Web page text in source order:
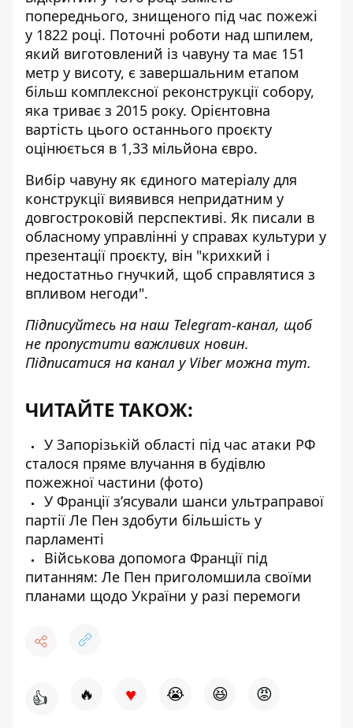
попереднього, знищеного під час пожежі
у 1822 році. Поточні роботи над шпилем,
який виготовлений із чавуну та має 151
метр у висоту, є завершальним етапом
більш комплексної реконструкції собору,
яка триває з 2015 року. Орієнтовна
вартість цього останнього проєкту
оцінюється в 1,33 мільйона євро.
Вибір чавуну як єдиного матеріалу для
конструкції виявився непридатним у
довгостроковій перспективі. Як писали в
обласному управлінні у справах культури у
презентації проєкту, він "крихкий і
недостатньо гнучкий, щоб справлятися з
впливом негоди".
Підписуйтесь на наш Telegram-канал, щоб
не пропустити важливих новин.
Підписатися на канал у Viber можна тут.
ЧИТАЙТЕ ТАКОЖ:
У Запорізькій області під час атаки РФ
сталося пряме влучання в будівлю
пожежної частини (фото)
У Франції зʼясували шанси ультраправої
партії Ле Пен здобути більшість у
парламенті
Військова допомога Франції під
питанням: Ле Пен приголомшила своїми
планами щодо України у разі перемоги
👍 🔥 ♥ 😭 😆 😡